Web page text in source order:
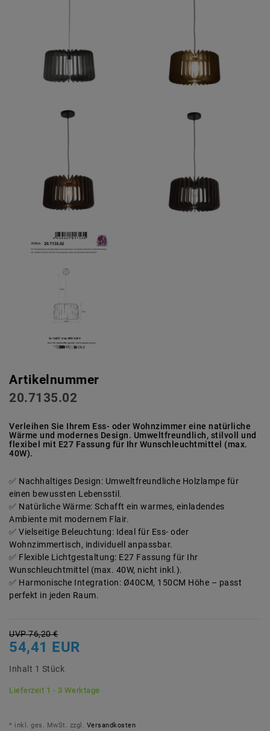
Artikelnummer
20.7135.02
Verleihen Sie Ihrem Ess- oder Wohnzimmer eine natürliche
Wärme und modernes Design. Umweltfreundlich, stilvoll und
flexibel mit E27 Fassung für Ihr Wunschleuchtmittel (max.
40W).
Nachhaltiges Design: Umweltfreundliche Holzlampe für
einen bewussten Lebensstil.
Natürliche Wärme: Schafft ein warmes, einladendes
Ambiente mit modernem Flair.
Vielseitige Beleuchtung: Ideal für Ess- oder
Wohnzimmertisch, individuell anpassbar.
Flexible Lichtgestaltung: E27 Fassung für Ihr
Wunschleuchtmittel (max. 40W, nicht inkl.).
Harmonische Integration: Ø40CM, 150CM Höhe – passt
perfekt in jeden Raum.
UVP 76,20 €
54,41 EUR
Inhalt 1 Stück
Lieferzeit 1 - 3 Werktage
* inkl. ges. MwSt. zzgl. Versandkosten